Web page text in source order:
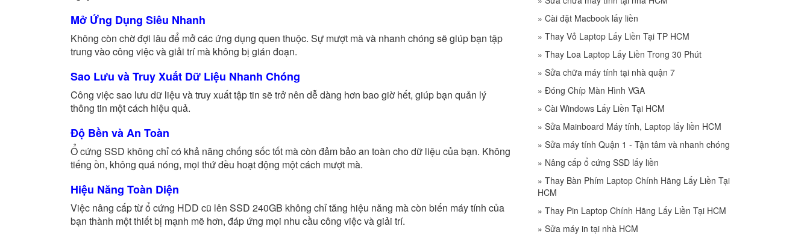
Mở Ứng Dụng Siêu Nhanh
Không còn chờ đợi lâu để mở các ứng dụng quen thuộc. Sự mượt mà và nhanh chóng sẽ giúp bạn tập
trung vào công việc và giải trí mà không bị gián đoạn.
Sao Lưu và Truy Xuất Dữ Liệu Nhanh Chóng
Công việc sao lưu dữ liệu và truy xuất tập tin sẽ trở nên dễ dàng hơn bao giờ hết, giúp bạn quản lý
thông tin một cách hiệu quả.
Độ Bền và An Toàn
Ổ cứng SSD không chỉ có khả năng chống sốc tốt mà còn đảm bảo an toàn cho dữ liệu của bạn. Không
tiếng ồn, không quá nóng, mọi thứ đều hoạt động một cách mượt mà.
Hiệu Năng Toàn Diện
Việc nâng cấp từ ổ cứng HDD cũ lên SSD 240GB không chỉ tăng hiệu năng mà còn biến máy tính của
bạn thành một thiết bị mạnh mẽ hơn, đáp ứng mọi nhu cầu công việc và giải trí.
» Cài đặt Macbook lấy liền
» Thay Vỏ Laptop Lấy Liền Tại TP HCM
» Thay Loa Laptop Lấy Liền Trong 30 Phút
» Sửa chữa máy tính tại nhà quận 7
» Đóng Chíp Màn Hình VGA
» Cài Windows Lấy Liền Tại HCM
» Sửa Mainboard Máy tính, Laptop lấy liền HCM
» Sửa máy tính Quận 1 - Tận tâm và nhanh chóng
» Nâng cấp ổ cứng SSD lấy liền
» Thay Bàn Phím Laptop Chính Hãng Lấy Liền Tại
HCM
» Thay Pin Laptop Chính Hãng Lấy Liền Tại HCM
» Sửa máy in tại nhà HCM